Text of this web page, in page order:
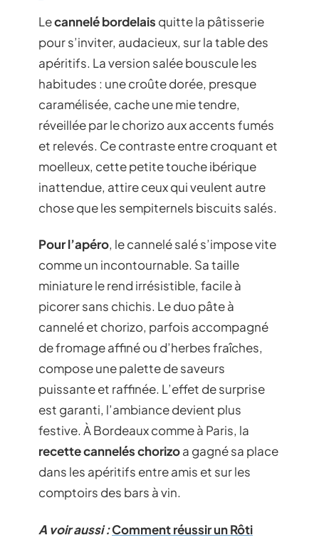
Lecannelé bordelais quitte la pâtisserie
pour s’inviter, audacieux, sur la table des
apéritifs. La version salée bouscule les
habitudes : une croûte dorée, presque
caramélisée, cache une mie tendre,
réveillée par le chorizo aux accents fumés
et relevés. Ce contraste entre croquant et
moelleux, cette petite touche ibérique
inattendue, attire ceux qui veulent autre
chose que les sempiternels biscuits salés.
Pour l’apéro, le cannelé salé s’impose vite
comme un incontournable. Sa taille
miniature le rend irrésistible, facile à
picorer sans chichis. Le duo pâte à
cannelé et chorizo, parfois accompagné
de fromage affiné ou d’herbes fraîches,
compose une palette de saveurs
puissante et raffinée. L’effet de surprise
est garanti, l’ambiance devient plus
festive. À Bordeaux comme à Paris, la
recette cannelés chorizoa gagné sa place
dans les apéritifs entre amis et sur les
comptoirs des bars à vin.
A voir aussi :Comment réussir un Rôti